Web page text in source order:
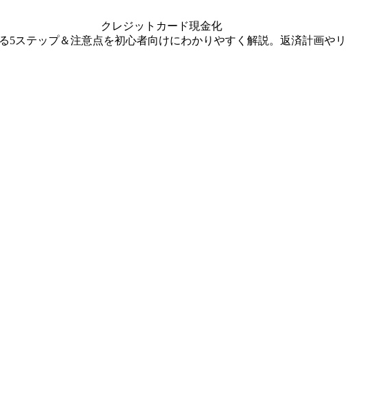
クレジットカード現金化
ステップ＆注意点を初心者向けにわかりやすく解説。返済計画やリ